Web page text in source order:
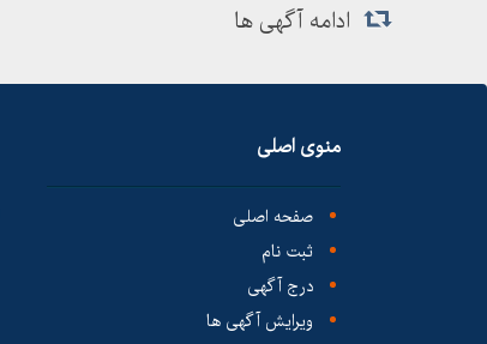
ادامه آگهی ها
منوی اصلی
صفحه اصلی
ثبت نام
درج آگهی
ویرایش آگهی ها